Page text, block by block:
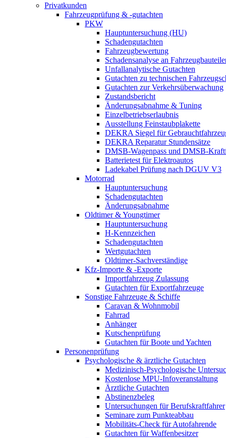
Privatkunden
Fahrzeugprüfung & -gutachten
PKW
Hauptuntersuchung (HU)
Schadengutachten
Fahrzeugbewertung
Schadensanalyse an
Unfallanalytische Gutachten
Gutachten zu technischen
Gutachten zur Verkehrsüberwachung
Zustandsbericht
Änderungsabnahme & Tuning
Einzelbetriebserlaubnis
Ausstellung Feinstaubplakette
DEKRA Siegel für
DEKRA Reparatur Stundensätze
DMSB-Wagenpass und DMSB-
Batterietest für Elektroautos
Ladekabel Prüfung nach DGUV V3
Motorrad
Hauptuntersuchung
Schadengutachten
Änderungsabnahme
Oldtimer & Youngtimer
Hauptuntersuchung
H-Kennzeichen
Schadengutachten
Wertgutachten
Oldtimer-Sachverständige
Kfz-Importe & -Exporte
Importfahrzeug Zulassung
Gutachten für Exportfahrzeuge
Sonstige Fahrzeuge & Schiffe
Caravan & Wohnmobil
Fahrrad
Anhänger
Kutschenprüfung
Gutachten für Boote und Yachten
Personenprüfung
Psychologische & ärztliche Gutachten
Medizinisch-Psychologische
Kostenlose MPU-Infoveranstaltung
Ärztliche Gutachten
Abstinenzbeleg
Untersuchungen für Berufskraftfahrer
Seminare zum Punkteabbau
Mobilitäts-Check für Autofahrende
Gutachten für Waffenbesitzer